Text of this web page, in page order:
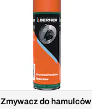
Zmywacz do hamulców